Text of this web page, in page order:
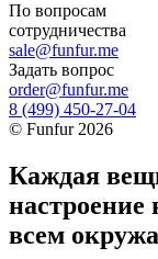
По вопросам
сотрудничества
sale@funfur.me
Задать вопрос
order@funfur.me
8 (499) 450-27-04
© Funfur 2026
Каждая
настроение
всем